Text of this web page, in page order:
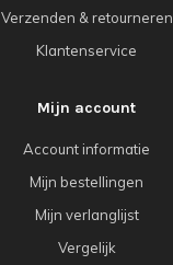
Verzenden & retourneren
Klantenservice
Mijn account
Account informatie
Mijn bestellingen
Mijn verlanglijst
Vergelijk